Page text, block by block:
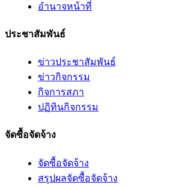
อํานาจหน้าที่
ประชาสัมพันธ์
ข่าวประชาสัมพันธ์
ข่าวกิจกรรม
กิจการสภา
ปฏิทินกิจกรรม
จัดซื้อจัดจ้าง
จัดซื้อจัดจ้าง
สรุปผลจัดซื้อจัดจ้าง